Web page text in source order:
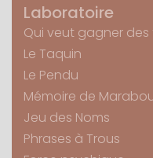
Laboratoire
Qui veut gagner des
Le Taquin
Le Pendu
Mémoire de
Jeu des Noms
Phrases à Trous